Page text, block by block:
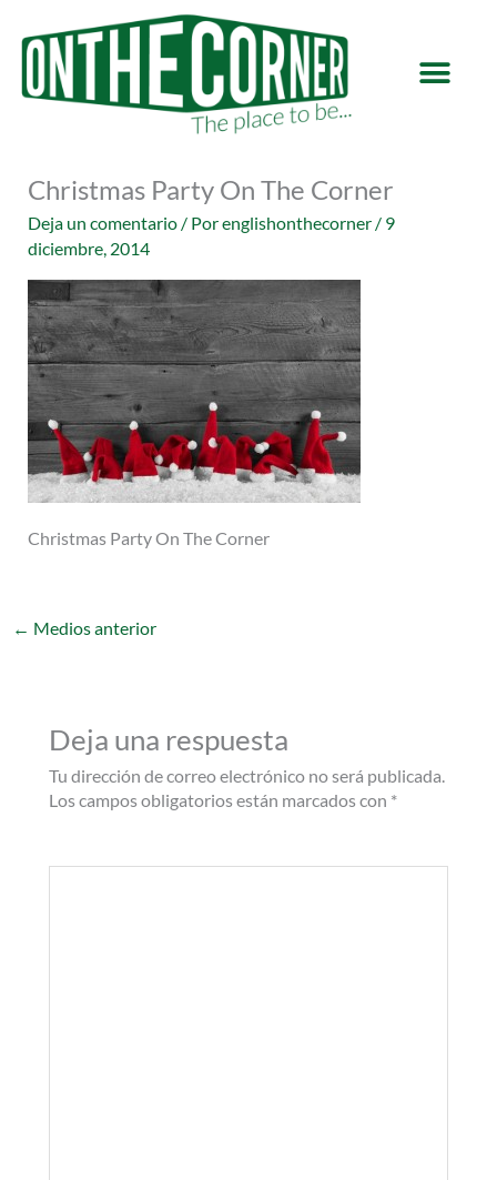
contenido
Christmas Party On The Corner
Deja un comentario / Porenglishonthecorner / 9
diciembre, 2014
Christmas Party On The Corner
← Medios anterior
Deja una respuesta
Tu dirección de correo electrónico no será publicada.
Los campos obligatorios están marcados con *